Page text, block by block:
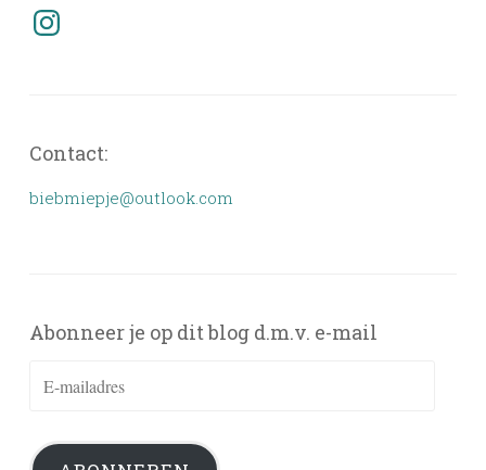
Instagram
Contact:
biebmiepje@outlook.com
Abonneer je op dit blog d.m.v. e-mail